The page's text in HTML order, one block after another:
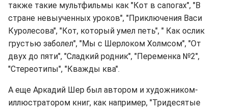
также такие мультфильмы как "Кот в сапогах", "В
стране невыученных уроков", "Приключения Васи
Куролесова", "Кот, который умел петь", " Как ослик
грустью заболел", "Мы с Шерлоком Холмсом", "От
двух до пяти", "Сладкий родник", "Переменка №2",
"Стереотипы", "Кважды ква".
А еще Аркадий Шер был автором и художником-
иллюстратором книг, как например, "Тридесятые